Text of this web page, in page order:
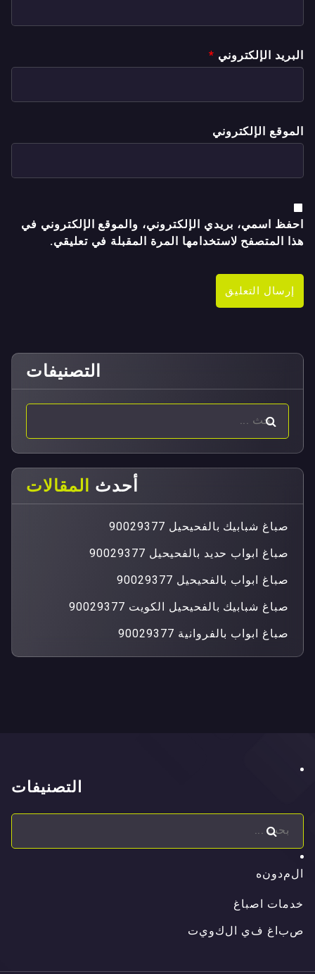
البريد الإلكتروني*
الموقع الإلكتروني
احفظ اسمي، بريدي الإلكتروني، والموقع الإلكتروني في
هذا المتصفح لاستخدامها المرة المقبلة في تعليقي.
التصنيفات
أحدث المقالات
صباغ شبابيك بالفحيحيل 90029377
صباغ ابواب حديد بالفحيحيل 90029377
صباغ ابواب بالفحيحيل 90029377
صباغ شبابيك بالفحيحيل الكويت 90029377
صباغ ابواب بالفروانية 90029377
التصنيفات
ل
لمدونه
خدمات اصباغ
ال
صباغ ف ي ا لكويت